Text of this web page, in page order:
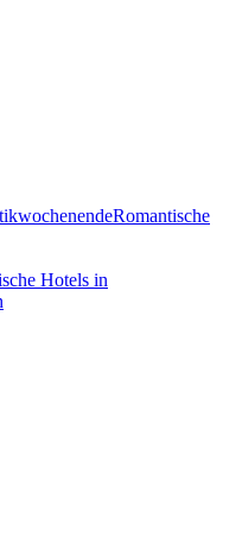
Romantische
Hotels in